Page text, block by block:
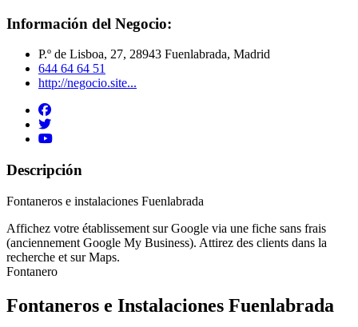
Información del Negocio:
P.º de Lisboa, 27, 28943 Fuenlabrada, Madrid
644 64 64 51
http://negocio.site...
Descripción
Fontaneros e instalaciones Fuenlabrada
Affichez votre établissement sur Google via une fiche sans frais
(anciennement Google My Business). Attirez des clients dans la
recherche et sur Maps.
Fontanero
Fontaneros e Instalaciones Fuenlabrada